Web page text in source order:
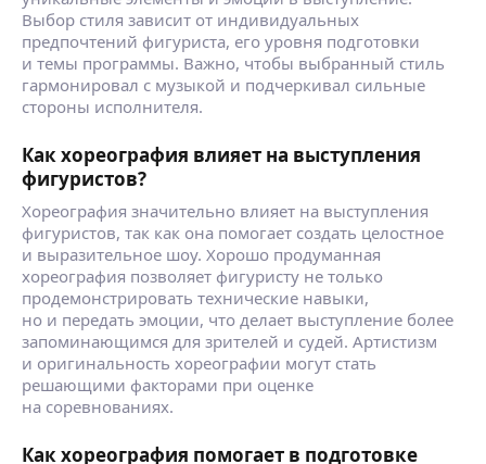
Выбор стиля зависит от индивидуальных
предпочтений фигуриста, его уровня подготовки
и темы программы. Важно, чтобы выбранный стиль
гармонировал с музыкой и подчеркивал сильные
стороны исполнителя.
Как хореография влияет на выступления
фигуристов?
Хореография значительно влияет на выступления
фигуристов, так как она помогает создать целостное
и выразительное шоу. Хорошо продуманная
хореография позволяет фигуристу не только
продемонстрировать технические навыки,
но и передать эмоции, что делает выступление более
запоминающимся для зрителей и судей. Артистизм
и оригинальность хореографии могут стать
решающими факторами при оценке
на соревнованиях.
Как хореография помогает в подготовке